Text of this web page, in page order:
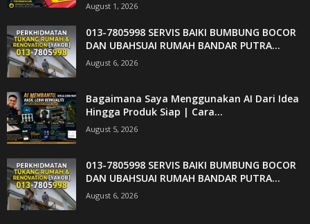
August 1, 2026
013-7805998 SERVIS BAIKI BUMBUNG BOCOR
DAN UBAHSUAI RUMAH BANDAR PUTRA...
August 6, 2026
Bagaimana Saya Menggunakan AI Dari Idea
Hingga Produk Siap | Cara...
August 5, 2026
013-7805998 SERVIS BAIKI BUMBUNG BOCOR
DAN UBAHSUAI RUMAH BANDAR PUTRA...
August 6, 2026